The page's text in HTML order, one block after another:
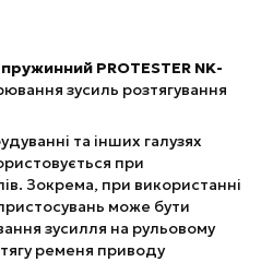
PROTESTER NK-
зусиль розтягування
та інших галузях
при
Зокрема, при використанні
може бути
зусилля на рульовому
ременя приводу